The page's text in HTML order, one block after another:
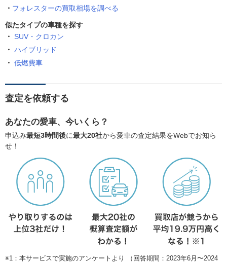
フォレスターの買取相場を調べる
似たタイプの車種を探す
SUV・クロカン
ハイブリッド
低燃費車
査定を依頼する
あなたの愛車、今いくら？
申込み最短3時間後に最大20社から愛車の査定結果をWebでお知ら
せ！
※1：本サービスで実施のアンケートより （回答期間：2023年6月〜2024